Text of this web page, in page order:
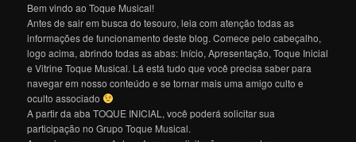
Bem vindo ao Toque Musical!
Antes de sair em busca do tesouro, leia com atenção todas as
informações de funcionamento deste blog. Comece pelo cabeçalho,
logo acima, abrindo todas as abas: Início, Apresentação, Toque Inicial
e Vitrine Toque Musical. Lá está tudo que você precisa saber para
navegar em nosso conteúdo e se tornar mais uma amigo culto e
oculto associado
A partir da aba TOQUE INICIAL, você poderá solicitar sua
participação no Grupo Toque Musical.